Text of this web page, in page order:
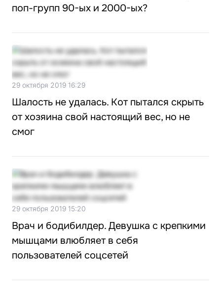
поп-групп 90-ых и 2000-ых?
29 октября 2019 16:29
Шалость не удалась. Кот пытался скрыть
от хозяина свой настоящий вес, но не
смог
29 октября 2019 15:20
Врач и бодибилдер. Девушка с крепкими
мышцами влюбляет в себя
пользователей соцсетей